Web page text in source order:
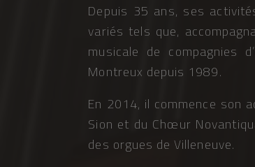
Depuis 35 ans, ses
variés tels que,
musicale de compagnies
Montreux depuis 1989.
En 2014, il commence son
Sion et du Chœur
des orgues de Villeneuve.